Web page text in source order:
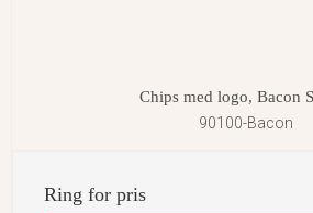
Chips med logo, Bacon
90100-Bacon
Ring for pris